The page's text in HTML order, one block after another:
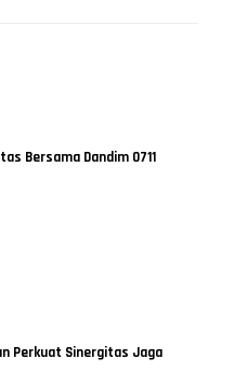
Bersama Dandim 0711
Perkuat Sinergitas Jaga